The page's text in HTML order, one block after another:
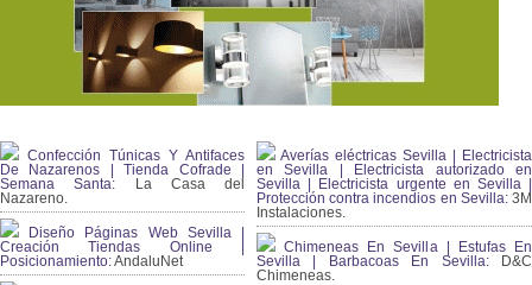
Confección Túnicas Y Antifaces
De Nazarenos | Tienda Cofrade |
Semana Santa: La Casa del
Nazareno.
Diseño Páginas Web Sevilla |
Creación Tiendas Online |
Posicionamiento:AndaluNet
Averías eléctricas Sevilla | Electricista
en Sevilla | Electricista autorizado en
Sevilla | Electricista urgente en Sevilla |
Protección contra incendios en Sevilla:3M
Instalaciones.
Chimeneas En Sevilla | Estufas En
Sevilla | Barbacoas En Sevilla:D&C
Chimeneas.